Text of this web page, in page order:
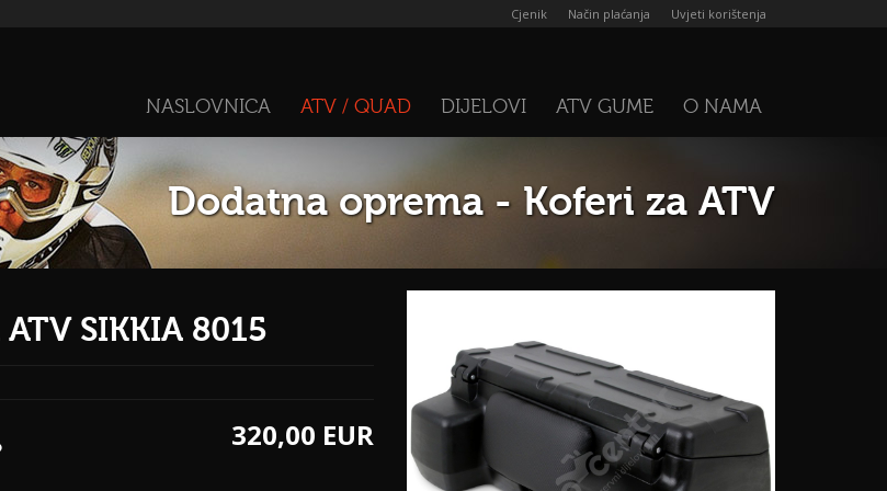
Cjenik Način plaćanja Uvjeti korištenja
NASLOVNICA ATV / QUAD DIJELOVI ATV GUME O NAMA
Dodatna oprema - Koferi za ATV
ATV SIKKIA 8015
320,00 EUR